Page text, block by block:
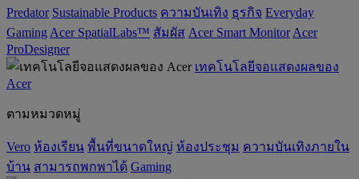
Predator ‌Sustainable Products ความบันเทิง ธุรกิจ Everyday
Gaming Acer SpatialLabs™ สัมผัส Acer Smart Monitor Acer
ProDesigner
เทคโนโลยีจอแสดงผลของ
Acer
ตามหมวดหมู่
Vero ห้องเรียน พื้นที่ขนาดใหญ่ ห้องประชุม ความบันเทิงภายใน
บ้าน สามารถพกพาได้ Gaming